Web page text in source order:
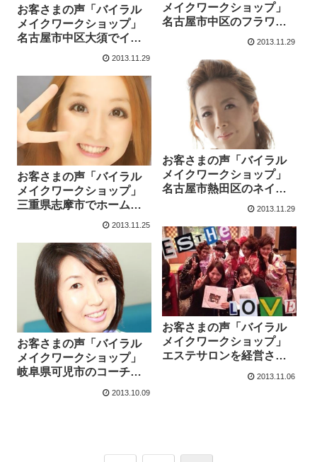
メイクワークショップ」
名古屋市中区のフラワー
コーディネーター古田智
2013.11.29
お客さまの声「バイラル
メイクワークショップ」
名古屋市中区大須でイタ
リアンバルアルコバレー
輝臣さんより
2013.11.29
お客さまの声「バイラル
メイクワークショップ」
名古屋市熱田区のネイリ
スト宇佐見亜紀さんより
2013.11.29
お客さまの声「バイラル
メイクワークショップ」
三重県志摩市でホームペ
ージ作成業を営まれる西
2013.11.25
お客さまの声「バイラル
メイクワークショップ」
エステサロンを経営され
2013.11.06
お客さまの声「バイラル
メイクワークショップ」
岐阜県可児市のコーチ深
2013.10.09